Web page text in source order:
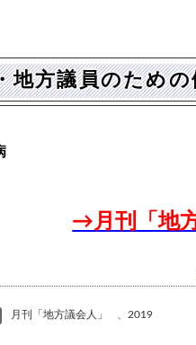
地方議員のための
→月刊「地
月刊「地方議会人」 2019